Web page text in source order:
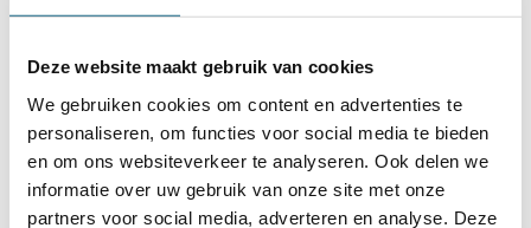
Deze website maakt gebruik van cookies
We gebruiken cookies om content en advertenties te
personaliseren, om functies voor social media te bieden
en om ons websiteverkeer te analyseren. Ook delen we
informatie over uw gebruik van onze site met onze
partners voor social media, adverteren en analyse. Deze